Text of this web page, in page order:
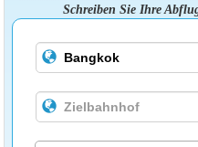
Schreiben Sie Ihre